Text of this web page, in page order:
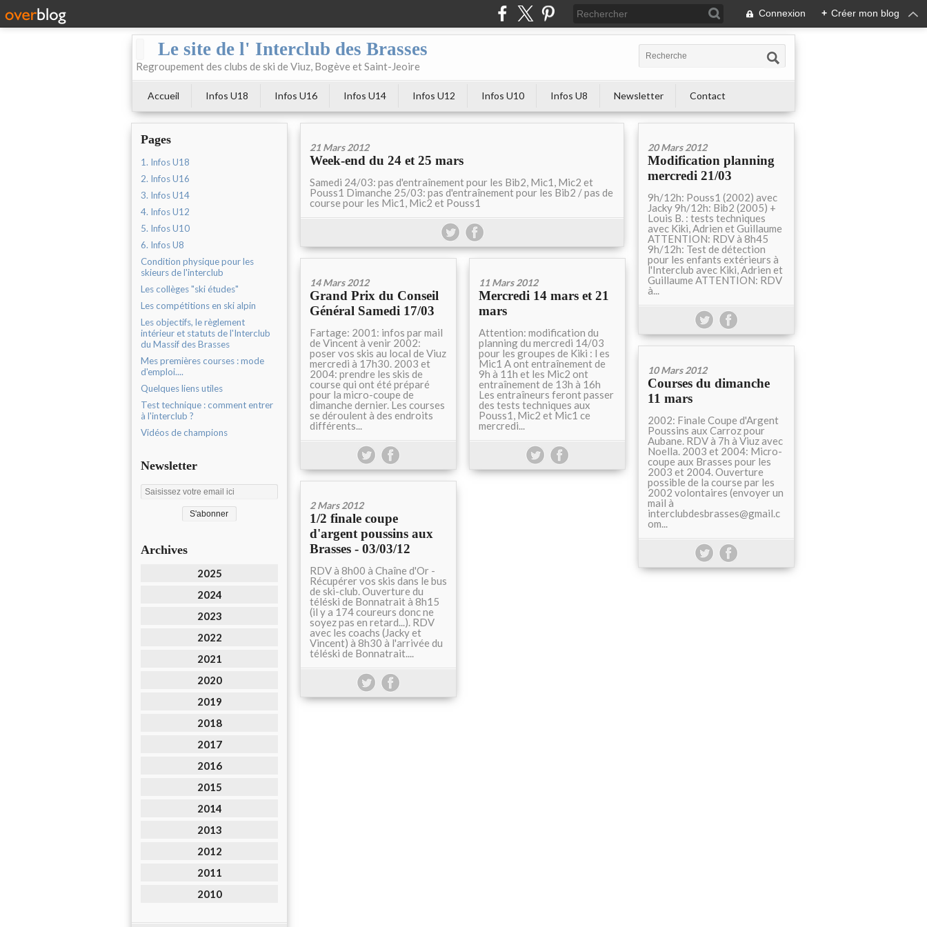
Connexion + Créer mon blog
Le site de l' Interclub des Brasses
Regroupement des clubs de ski de Viuz, Bogève et Saint-Jeoire
Accueil Infos U18 Infos U16 Infos U14 Infos U12 Infos U10 Infos U8 Newsletter Contact
Pages
1. Infos U18
2. Infos U16
3. Infos U14
4. Infos U12
5. Infos U10
6. Infos U8
Condition physique pour les
skieurs de l'interclub
Les collèges "ski études"
Les compétitions en ski alpin
Les objectifs, le règlement
intérieur et statuts de l'Interclub
du Massif des Brasses
Mes premières courses : mode
d'emploi....
Quelques liens utiles
Test technique : comment entrer
à l'interclub ?
Vidéos de champions
Newsletter
Archives
2025
2024
2023
2022
2021
2020
2019
2018
2017
2016
2015
2014
2013
2012
2011
2010
21 Mars 2012
Week-end du 24 et 25 mars
Samedi 24/03: pas d'entraînement pour les Bib2, Mic1, Mic2 et
Pouss1 Dimanche 25/03: pas d'entraînement pour les Bib2 / pas de
course pour les Mic1, Mic2 et Pouss1
20 Mars 2012
Modification planning
mercredi 21/03
9h/12h: Pouss1 (2002) avec
Jacky 9h/12h: Bib2 (2005) +
Louis B. : tests techniques
avec Kiki, Adrien et Guillaume
ATTENTION: RDV à 8h45
9h/12h: Test de détection
pour les enfants extérieurs à
l'Interclub avec Kiki, Adrien et
Guillaume ATTENTION: RDV
à...
14 Mars 2012
Grand Prix du Conseil
Général Samedi 17/03
Fartage: 2001: infos par mail
de Vincent à venir 2002:
poser vos skis au local de Viuz
mercredi à 17h30. 2003 et
2004: prendre les skis de
course qui ont été préparé
pour la micro-coupe de
dimanche dernier. Les courses
se déroulent à des endroits
différents...
11 Mars 2012
Mercredi 14 mars et 21
mars
Attention: modification du
planning du mercredi 14/03
pour les groupes de Kiki : l es
Mic1 A ont entraînement de
9h à 11h et les Mic2 ont
entraînement de 13h à 16h
Les entraîneurs feront passer
des tests techniques aux
Pouss1, Mic2 et Mic1 ce
mercredi...
10 Mars 2012
Courses du dimanche
11 mars
2002: Finale Coupe d'Argent
Poussins aux Carroz pour
Aubane. RDV à 7h à Viuz avec
Noella. 2003 et 2004: Micro-
coupe aux Brasses pour les
2003 et 2004. Ouverture
possible de la course par les
2002 volontaires (envoyer un
mail à
interclubdesbrasses@gmail.c
om...
2 Mars 2012
1/2 finale coupe
d'argent poussins aux
Brasses - 03/03/12
RDV à 8h00 à Chaîne d'Or -
Récupérer vos skis dans le bus
de ski-club. Ouverture du
téléski de Bonnatrait à 8h15
(il y a 174 coureurs donc ne
soyez pas en retard...). RDV
avec les coachs (Jacky et
Vincent) à 8h30 à l'arrivée du
téléski de Bonnatrait....